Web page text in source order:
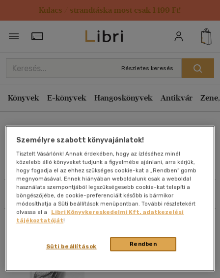
Kulacs / strandtáska most csak 1499 Ft!
Törzsvásárlói Kártya adatai
Részletes keresés
Könyvek E-könyvek Hangoskönyvek Antikvár
Járó György
Művei
Szűrés Rendezés
Rendezés
Kiadás éve szerint csökkenő
Ár szerint csökkenő
Eladott darabszám szerint csökkenő
Eladott darabszám szerint növekvő
Cím szerint A-Z
Szerző szerint A-Z
Megjelenítés
20 db / oldal
Alkalmaz
Személyre szabott könyvajánlatok!
Tisztelt Vásárlónk! Annak érdekében, hogy az ízléséhez minél
közelebb álló könyveket tudjunk a figyelmébe ajánlani, arra kérjük,
hogy fogadja el az ehhez szükséges cookie-kat a „Rendben” gomb
megnyomásával. Ennek hiányában weboldalunk csak a weboldal
használata szempontjából legszükségesebb cookie-kat telepíti a
böngészőjébe, de cookie-preferenciáit később is bármikor
módosíthatja a Süti beállítások menüpontban. További részletekért
olvassa el a
Libri Könyvkereskedelmi Kft. adatkezelési
tájékoztatóját!
Rendben
Süti beállítások